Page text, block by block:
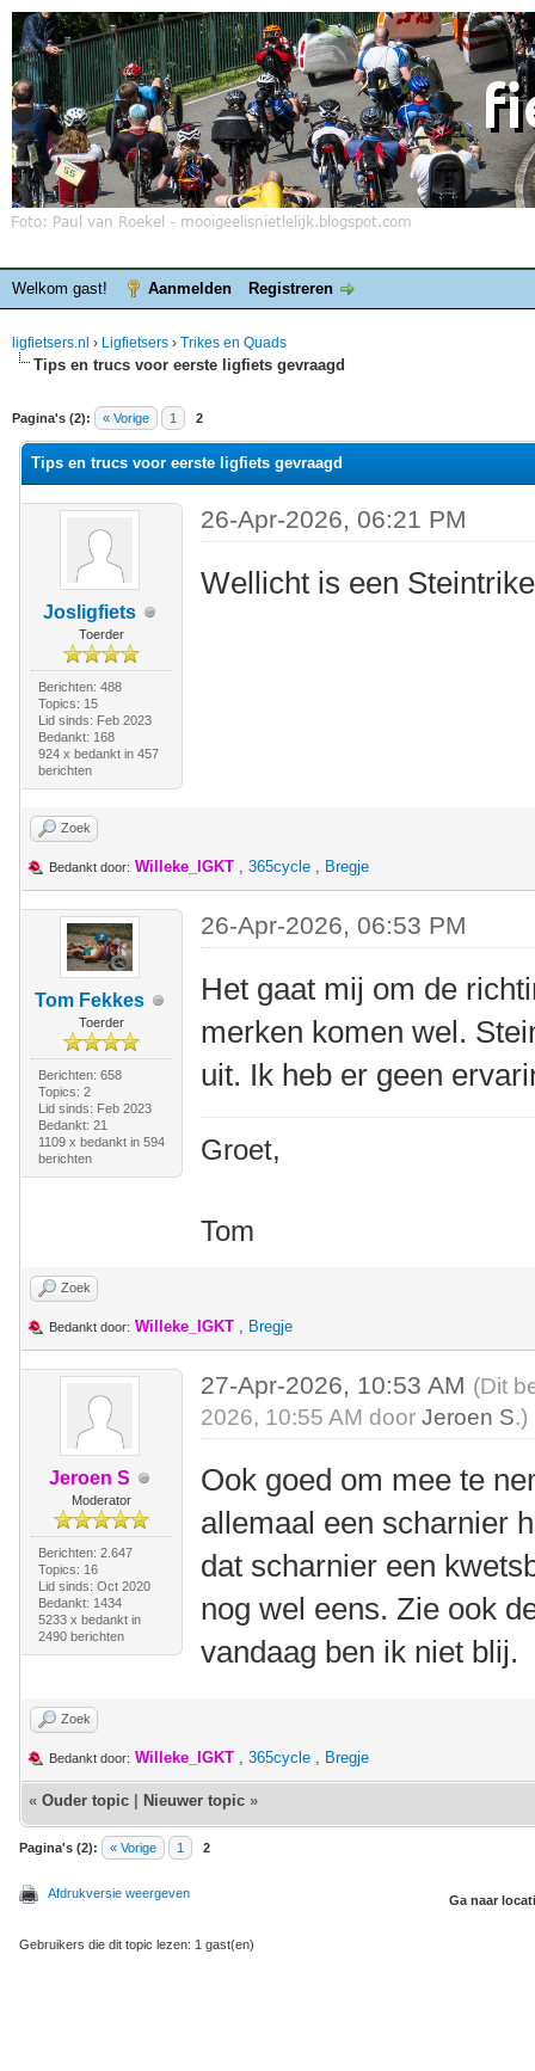
Welkom gast! Aanmelden Registreren
ligfietsers.nl › Ligfietsers › Trikes en Quads
Tips en trucs voor eerste ligfiets gevraagd
Pagina's (2): « Vorige 1 2
waardering is 0
Tips en trucs voor eerste ligfiets gevraagd
Josligfiets
Toerder
Berichten: 488
Topics: 15
Lid sinds: Feb 2023
Bedankt: 168
924 x bedankt in 457
berichten
26-Apr-2026, 06:21 PM
Wellicht is een
Zoek
Bedankt door: Willeke_IGKT , 365cycle , Bregje
Tom Fekkes
Toerder
Berichten: 658
Topics: 2
Lid sinds: Feb 2023
Bedankt: 21
1109 x bedankt in 594
berichten
26-Apr-2026, 06:53 PM
Het gaat mij om de
merken komen wel.
uit. Ik heb er geen
Groet,
Tom
Zoek
Bedankt door: Willeke_IGKT , Bregje
Jeroen S
Moderator
Berichten: 2.647
Topics: 16
Lid sinds: Oct 2020
Bedankt: 1434
5233 x bedankt in
2490 berichten
27-Apr-2026, 10:53 AM (Dit
2026, 10:55 AM doorJeroen S.)
Ook goed om mee te
allemaal een scharnier
dat scharnier een
nog wel eens. Zie ook
vandaag ben ik niet blij.
Zoek
Bedankt door: Willeke_IGKT , 365cycle , Bregje
« Ouder topic Nieuwer topic »
Pagina's (2): « Vorige 1 2
Afdrukversie weergeven Ga naar
Gebruikers die dit topic lezen: 1 gast(en)